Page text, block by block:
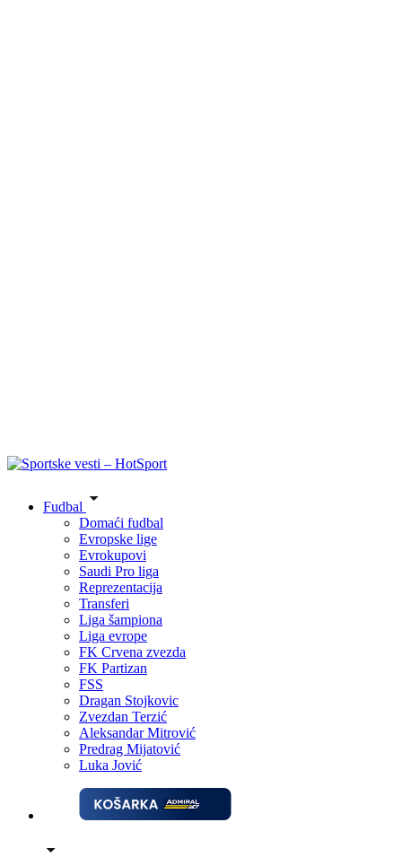
Fudbal
Domaći fudbal
Evropske lige
Evrokupovi
Saudi Pro liga
Reprezentacija
Transferi
Liga šampiona
Liga evrope
FK Crvena zvezda
FK Partizan
FSS
Dragan Stojkovic
Zvezdan Terzić
Aleksandar Mitrović
Predrag Mijatović
Luka Jović